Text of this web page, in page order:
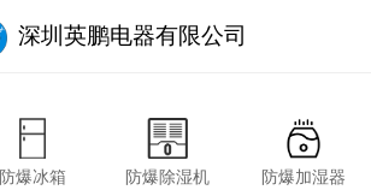
深圳英鹏电器有限公司
防爆冰箱 防爆除湿机 防爆加湿器